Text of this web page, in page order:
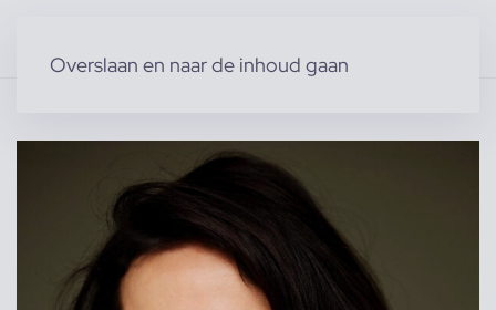
Overslaan en naar de inhoud gaan